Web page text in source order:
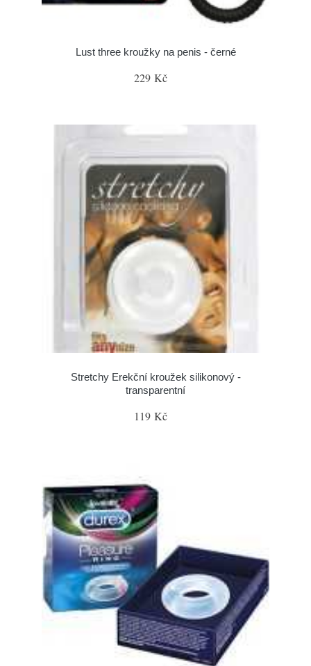
Lust three kroužky na penis - černé
229 Kč
Stretchy Erekční kroužek silikonový -
transparentní
119 Kč